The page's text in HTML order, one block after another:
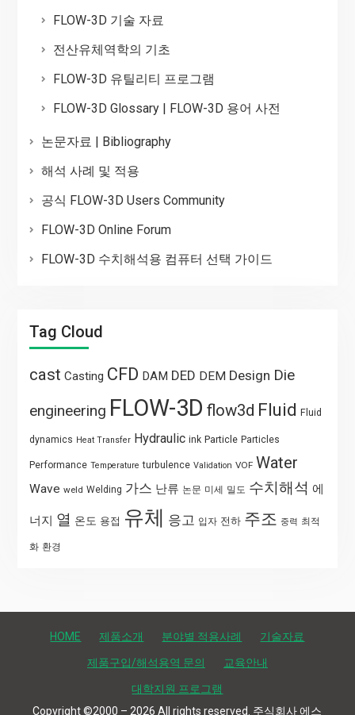
FLOW-3D 기술 자료
전산유체역학의 기초
FLOW-3D 유틸리티 프로그램
FLOW-3D Glossary | FLOW-3D 용어 사전
논문자료 | Bibliography
해석 사례 및 적용
공식 FLOW-3D Users Community
FLOW-3D Online Forum
FLOW-3D 수치해석용 컴퓨터 선택 가이드
Tag Cloud
cast Casting CFD DAM DED DEM Design Die
engineering FLOW-3D flow3d Fluid Fluid
dynamics Heat Transfer Hydraulic ink Particle Particles
Performance Temperature turbulence Validation VOF Water
Wave weld Welding 가스 난류 논문 미세 밀도 수치해석 에
너지 열 온도 용접 유체 응고 입자 전하 주조 중력 최적
화 환경
HOME 제품소개 분야별 적용사례 기술자료
제품구입/해석용역 문의 교육안내
대학지원 프로그램
Copyright ©2000 – 2026 All rights reserved. 주식회사 에스